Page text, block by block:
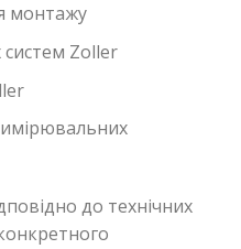
монтажу
Zoller
до технічних